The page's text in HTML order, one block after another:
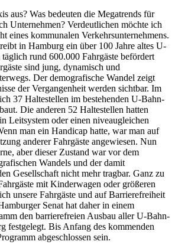
aus? Was bedeuten die Megatrends für
Unternehmen? Verdeutlichen möchte ich
eines kommunalen Verkehrsunternehmens.
in Hamburg ein über 100 Jahre altes U-
rund 600.000 Fahrgäste befördert
sind jung, dynamisch und
Der demografische Wandel zeigt
der Vergangenheit werden sichtbar. Im
37 Haltestellen im bestehenden U-Bahn-
Die anderen 52 Haltestellen hatten
Leitsystem oder einen niveaugleichen
man ein Handicap hatte, war man auf
anderer Fahrgäste angewiesen. Nun
aber dieser Zustand war vor dem
Wandels und der damit
Gesellschaft nicht mehr tragbar. Ganz zu
mit Kinderwagen oder größeren
unsere Fahrgäste und auf Barrierefreiheit
Senat hat daher in einem
den barrierefreien Ausbau aller U-Bahn-
festgelegt. Bis Anfang des kommenden
abgeschlossen sein.